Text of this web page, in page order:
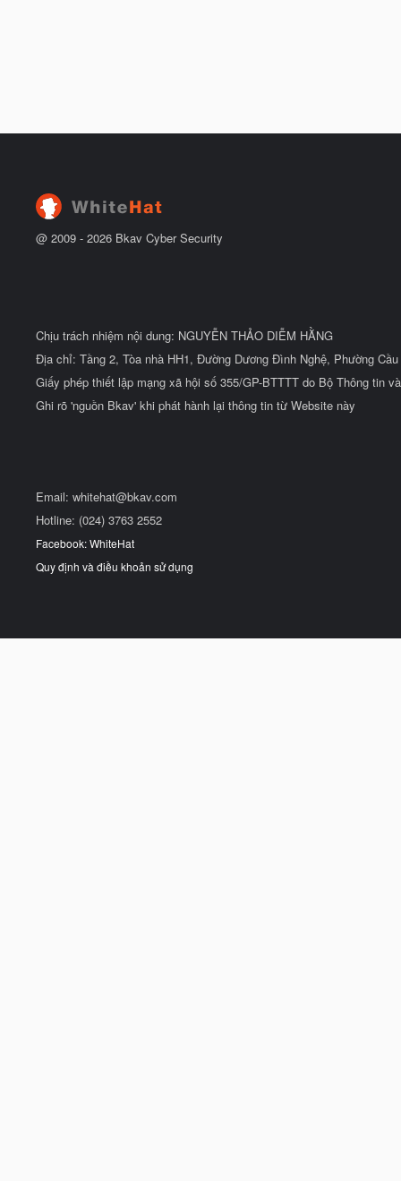
@ 2009 - 2026 Bkav Cyber Security
Chịu trách nhiệm nội dung: NGUYỄN THẢO DIỄM HẰNG
Địa chỉ: Tầng 2, Tòa nhà HH1, Đường Dương Đình Nghệ, Phường
Giấy phép thiết lập mạng xã hội số 355/GP-BTTTT do Bộ Thông tin
Ghi rõ 'nguồn Bkav' khi phát hành lại thông tin từ Website này
Email: whitehat@bkav.com
Hotline: (024) 3763 2552
Facebook: WhiteHat
Quy định và điều khoản sử dụng